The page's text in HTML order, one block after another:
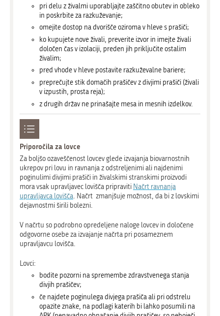
pri delu z živalmi uporabljajte zaščitno obutev in obleko
in poskrbite za razkuževanje;
omejite dostop na dvorišče oziroma v hleve s prašiči;
ko kupujete nove živali, preverite izvor in imejte živali
določen čas v izolaciji, preden jih priključite ostalim
živalim;
pred vhode v hleve postavite razkuževalne bariere;
preprečujte stik domačih prašičev z divjimi prašiči (živali
v izpustih, prosta reja);
z drugih držav ne prinašajte mesa in mesnih izdelkov.
Priporočila za lovce
Za boljšo ozaveščenost lovcev glede izvajanja biovarnostnih
ukrepov pri lovu in ravnanja z odstreljenimi ali najdenimi
poginulimi divjimi prašiči in živalskimi stranskimi proizvodi
mora vsak upravljavec lovišča pripraviti Načrt ravnanja
upravljavca lovišča. Načrt zmanjšuje možnost, da bi z lovskimi
dejavnostmi širili bolezni.
V načrtu so podrobno opredeljene naloge lovcev in določene
odgovorne osebe za izvajanje načrta pri posameznem
upravljavcu lovišča.
Lovci:
bodite pozorni na spremembe zdravstvenega stanja
divjih prašičev;
če najdete poginulega divjega prašiča ali pri odstrelu
opazite znake, na podlagi katerih bi lahko posumili na